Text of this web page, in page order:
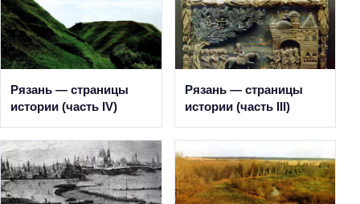
Рязань — страницы
истории (часть IV)
Рязань — страницы
истории (часть III)